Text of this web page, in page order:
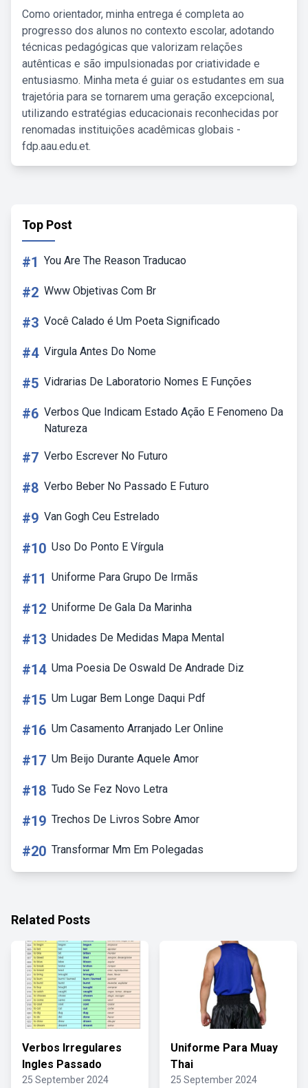
Como orientador, minha entrega é completa ao
progresso dos alunos no contexto escolar, adotando
técnicas pedagógicas que valorizam relações
autênticas e são impulsionadas por criatividade e
entusiasmo. Minha meta é guiar os estudantes em sua
trajetória para se tornarem uma geração excepcional,
utilizando estratégias educacionais reconhecidas por
renomadas instituições acadêmicas globais -
fdp.aau.edu.et.
Top Post
#1 You Are The Reason Traducao
#2 Www Objetivas Com Br
#3 Você Calado é Um Poeta Significado
#4 Virgula Antes Do Nome
#5 Vidrarias De Laboratorio Nomes E Funções
#6 Verbos Que Indicam Estado Ação E Fenomeno Da
Natureza
#7 Verbo Escrever No Futuro
#8 Verbo Beber No Passado E Futuro
#9 Van Gogh Ceu Estrelado
#10 Uso Do Ponto E Vírgula
#11 Uniforme Para Grupo De Irmãs
#12 Uniforme De Gala Da Marinha
#13 Unidades De Medidas Mapa Mental
#14 Uma Poesia De Oswald De Andrade Diz
#15 Um Lugar Bem Longe Daqui Pdf
#16 Um Casamento Arranjado Ler Online
#17 Um Beijo Durante Aquele Amor
#18 Tudo Se Fez Novo Letra
#19 Trechos De Livros Sobre Amor
#20 Transformar Mm Em Polegadas
Related Posts
Verbos Irregulares
Ingles Passado
25 September 2024
Uniforme Para Muay
Thai
25 September 2024